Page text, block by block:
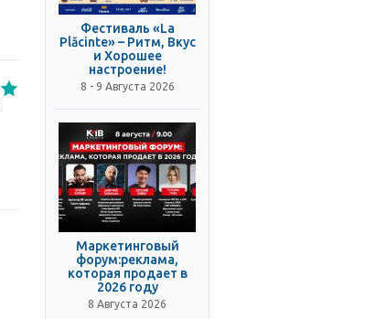
Фестиваль «La
Plăcinte» – Ритм, Вкус
и Хорошее
настроение!
8 - 9 Августа 2026
Маркетинговый
форум:реклама,
которая продает в
2026 году
8 Августа 2026